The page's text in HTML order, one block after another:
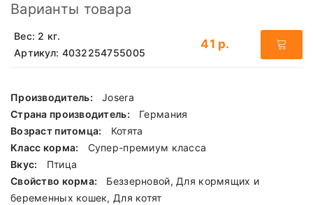
Варианты товара
Вес: 2 кг.
Артикул: 4032254755005
41 р.
Производитель:
Josera
Страна производитель:
Германия
Возраст питомца:
Котята
Класс корма:
Cупер-премиум класса
Вкус:
Птица
Свойство корма:
Беззерновой, Для кормящих и
беременных кошек, Для котят